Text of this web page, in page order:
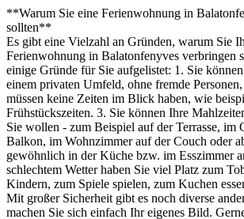
**Warum Sie eine Ferienwohnung in
sollten**
Es gibt eine Vielzahl an Gründen, warum Sie
Ferienwohnung in Balatonfenyves verbringen
einige Gründe für Sie aufgelistet: 1. Sie
einem privaten Umfeld, ohne fremde
müssen keine Zeiten im Blick haben, wie
Frühstückszeiten. 3. Sie können Ihre
Sie wollen - zum Beispiel auf der Terrasse, im
Balkon, im Wohnzimmer auf der Couch oder
gewöhnlich in der Küche bzw. im Esszimmer
schlechtem Wetter haben Sie viel Platz zum
Kindern, zum Spiele spielen, zum Kuchen
Mit großer Sicherheit gibt es noch diverse
machen Sie sich einfach Ihr eigenes Bild.